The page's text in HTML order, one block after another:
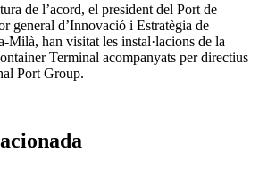
de l’acord, el president del Port de
general d’Innovació i Estratègia de
Milà, han visitat les instal·lacions de la
Terminal acompanyats per directius
Port Group.